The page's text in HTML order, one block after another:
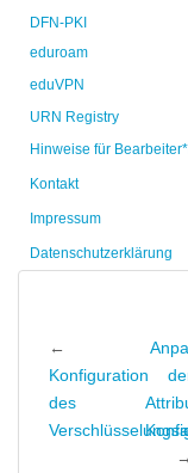
DFN-PKI
eduroam
eduVPN
URN Registry
Hinweise für
Kontakt
Impressum
Datenschutzerklärung
←
Konfiguration
des
→